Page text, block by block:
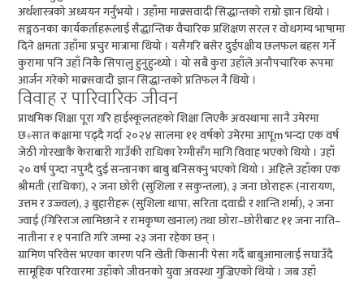
अर्थशास्त्रको अध्ययन गर्नुभयो । उहाँमा माक्र्सवादी सिद्धान्तको राम्रो ज्ञान थियो ।
सङ्गठनका कार्यकर्ताहरूलाई सैद्धान्तिक वैचारिक प्रशिक्षण सरल र वोधगम्य भाषामा
दिने क्षमता उहाँमा प्रचुर मात्रामा थियो । यसैगरि बसेर दुईपक्षीय छलफल बहस गर्ने
कुरामा पनि उहाँ निकै सिपालु हुनुहुन्थ्यो । यो सबै कुरा उहाँले अनौपचारिक रूपमा
आर्जन गरेको माक्र्सवादी ज्ञान सिद्धान्तको प्रतिफल नै थियो ।
विवाह र पारिवारिक जीवन
प्राथमिक शिक्षा पूरा गरि हाईस्कूलतहको शिक्षा लिएकै अवस्थामा सानै उमेरमा
छ÷सात कक्षामा पढ्दै गर्दा २०२४ सालमा ११ वर्षको उमेरमा आपूm भन्दा एक वर्ष
जेठी गोरखाकै केराबारी गाउँकी राधिका रेग्मीसँग मागि विवाह भएको थियो । उहाँ
२० वर्ष पुग्दा नपुग्दै दुई सन्तानका बाबु बनिसक्नु भएको थियो । अहिले उहाँका एक
श्रीमती (राधिका), २ जना छोरी (सुशिला र सकुन्तला), ३ जना छोराहरू (नारायण,
उत्तम र उज्ज्वल), ३ बुहारीहरू (सुशिला थापा, सरिता दवाडी र शान्ति शर्मा), २ जना
ज्वाई (गिरिराज लामिछाने र रामकृष्ण खनाल) तथा छोरा–छोरीबाट ११ जना नाति–
नातीना र १ पनाति गरि जम्मा २३ जना रहेका छन् ।
ग्रामिण परिवेस भएका कारण पनि खेती किसानी पेसा गर्दै बाबुआमालाई सघाउँदै
सामूहिक परिवारमा उहाँको जीवनको युवा अवस्था गुज्रिएको थियो । जब उहाँ